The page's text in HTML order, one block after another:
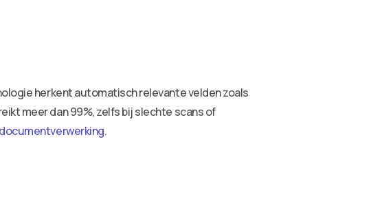
herkent automatisch relevante velden zoals
meer dan 99%, zelfs bij slechte scans of
documentverwerking.